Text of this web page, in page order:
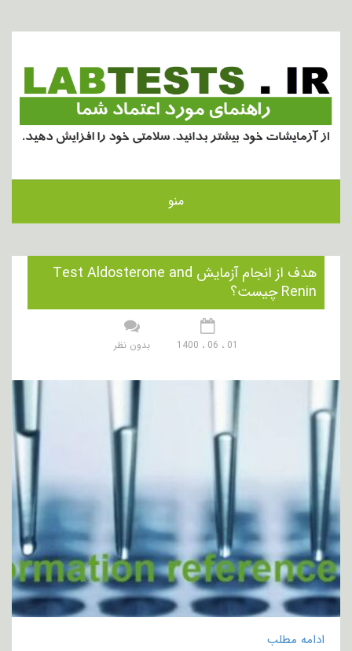
منو
هدف از انجام آزمایش Test Aldosterone and
Renin چیست؟
01 ، 06 ، 1400 بدون نظر
ادامه مطلب